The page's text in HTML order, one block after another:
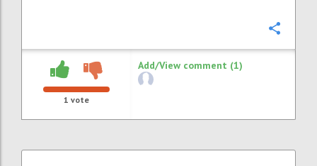
1 vote
Add/View comment (1)